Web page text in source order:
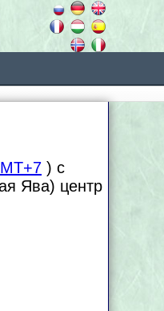
) с
Ява) центр